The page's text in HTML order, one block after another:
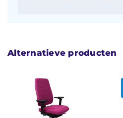
Alternatieve producten